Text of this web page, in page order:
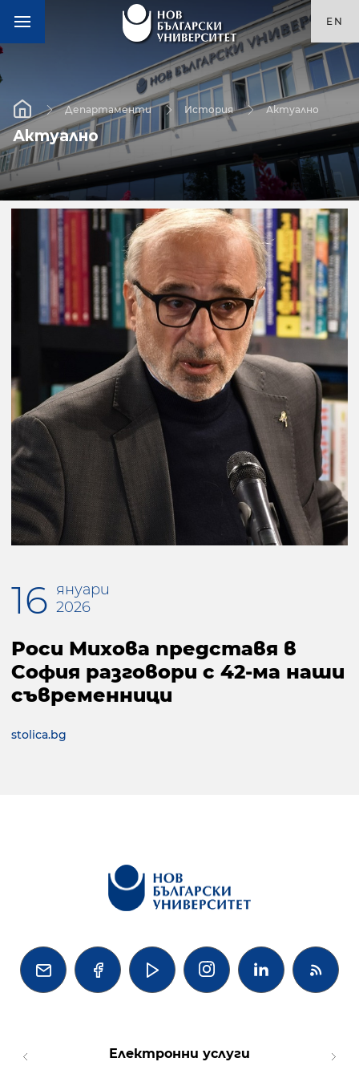
EN
Департаменти История Актуално
Актуално
16 януари
2026
Роси Михова представя в
София разговори с 42-ма наши
съвременници
stolica.bg
   
Електронни услуги